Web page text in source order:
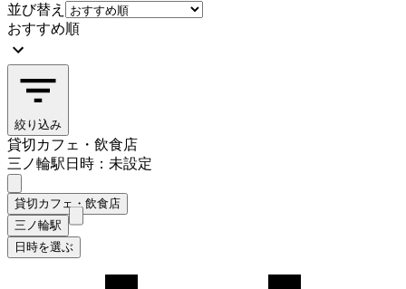
並び替え
おすすめ順
絞り込み
貸切カフェ・飲食店
三ノ輪駅日時：未設定
貸切カフェ・飲食店
三ノ輪駅
日時を選ぶ